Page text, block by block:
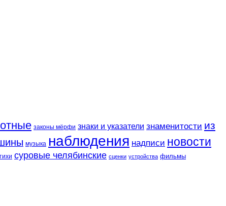
законы мёрфи знаки и указатели знаменитости из
музыка наблюдения надписи новости
суровые челябинские сценки устройства фильмы